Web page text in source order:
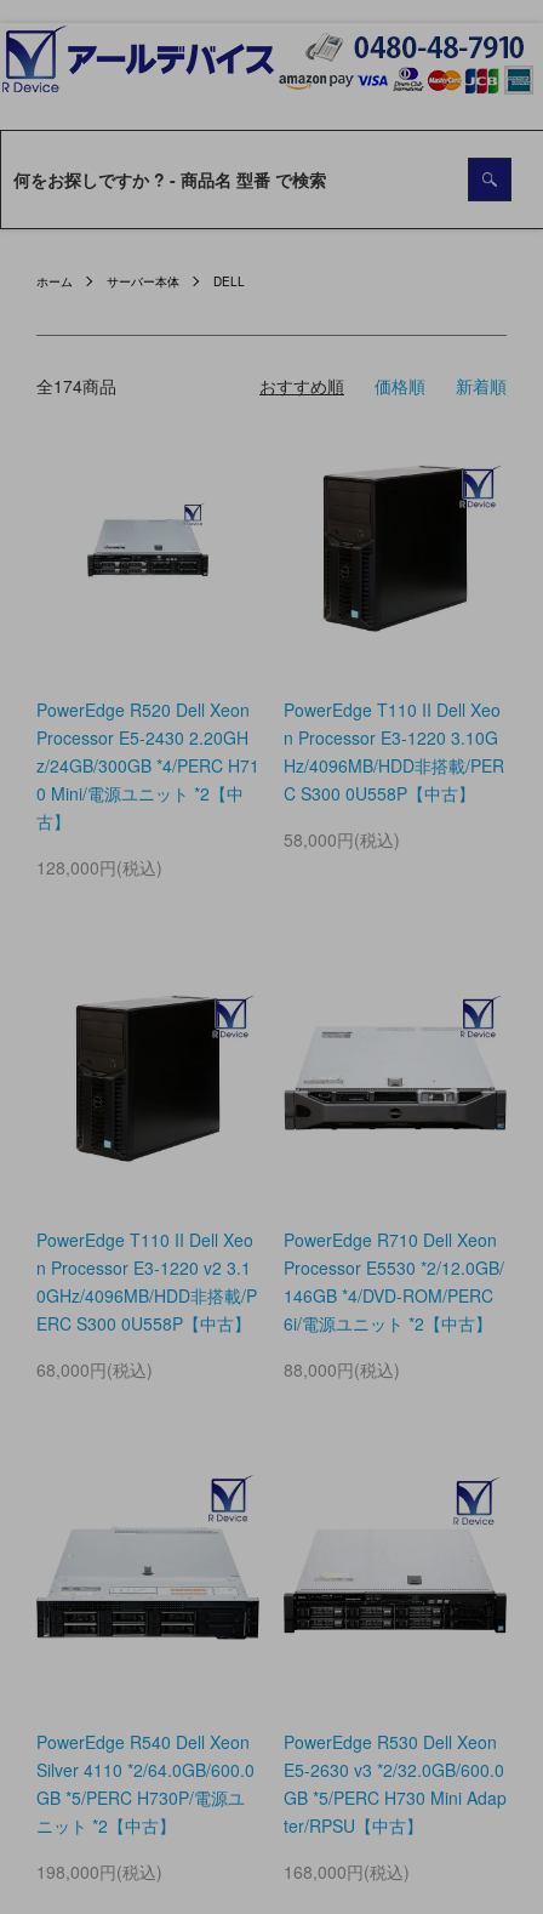
ホーム サーバー本体 DELL
全174商品 おすすめ順 価格順 新着順
PowerEdge R520 Dell Xeon
Processor E5-2430 2.20GH
z/24GB/300GB *4/PERC H71
0 Mini/電源ユニット *2【中
古】
128,000円(税込)
PowerEdge T110 II Dell Xeo
n Processor E3-1220 3.10G
Hz/4096MB/HDD非搭載/PER
C S300 0U558P【中古】
58,000円(税込)
PowerEdge T110 II Dell Xeo
n Processor E3-1220 v2 3.1
0GHz/4096MB/HDD非搭載/P
ERC S300 0U558P【中古】
68,000円(税込)
PowerEdge R710 Dell Xeon
Processor E5530 *2/12.0GB/
146GB *4/DVD-ROM/PERC
6i/電源ユニット *2【中古】
88,000円(税込)
PowerEdge R540 Dell Xeon
Silver 4110 *2/64.0GB/600.0
GB *5/PERC H730P/電源ユ
ニット *2【中古】
198,000円(税込)
PowerEdge R530 Dell Xeon
E5-2630 v3 *2/32.0GB/600.0
GB *5/PERC H730 Mini Adap
ter/RPSU【中古】
168,000円(税込)